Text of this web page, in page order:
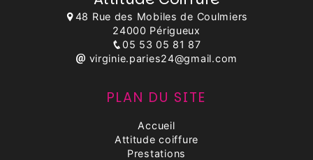
48 Rue des Mobiles de Coulmiers
24000 Périgueux
05 53 05 81 87
virginie.paries24@gmail.com
PLAN DU SITE
Accueil
Attitude coiffure
Prestations